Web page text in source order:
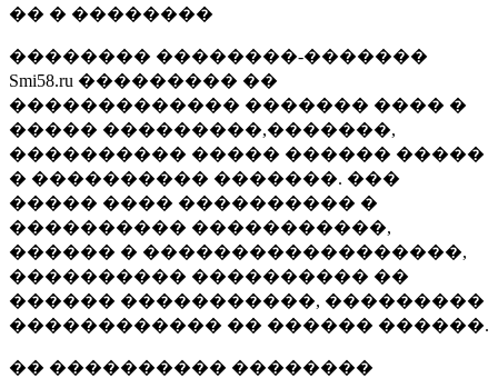
�� � ��������
�������� ��������-�������
Smi58.ru ��������� ��
������������� ������� ���� �
����� ���������,�������,
���������� ����� ������ �����
� ���������� �������. ���
����� ���� ���������� �
���������� �����������,
������ � ������������������,
���������� ���������� ��
������ �����������, ���������
������������ �� ������ ������.
�� ���������� ��������